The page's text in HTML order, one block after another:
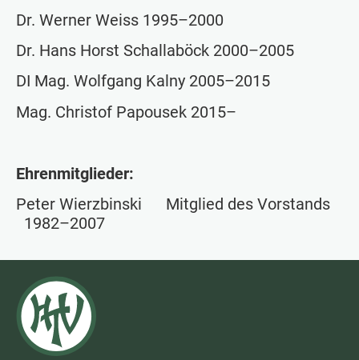
Dr. Werner Weiss 1995–2000
Dr. Hans Horst Schallaböck 2000–2005
DI Mag. Wolfgang Kalny 2005–2015
Mag. Christof Papousek 2015–
Ehrenmitglieder:
Peter Wierzbinski
Mitglied des Vorstands
1982–2007